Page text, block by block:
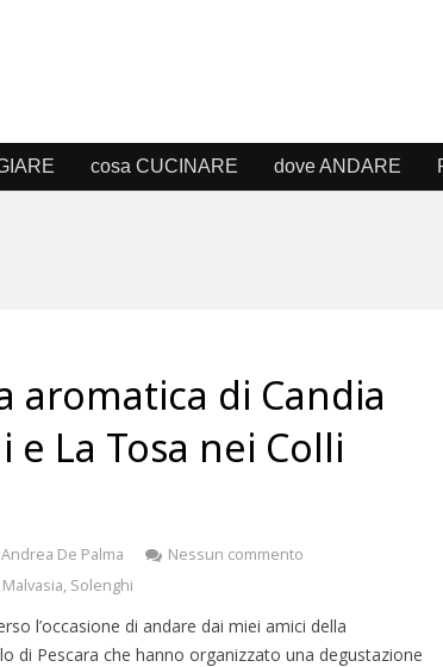
cosa CUCINARE dove ANDARE
aromatica di Candia
e La Tosa nei Colli
Andrea De Palma
Nessun commento
Malvasia, Solenghi
l’occasione di andare dai miei amici della
di Pescara che hanno organizzato una degustazione